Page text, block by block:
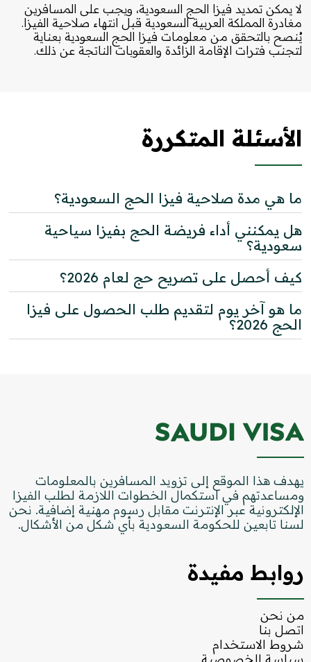
لا يمكن تمديد فيزا الحج السعودية، ويجب على المسافرين
مغادرة المملكة العربية السعودية قبل انتهاء صلاحية الفيزا.
يُنصح بالتحقق من معلومات فيزا الحج السعودية بعناية
لتجنب فترات الإقامة الزائدة والعقوبات الناتجة عن ذلك.
الأسئلة المتكررة
ما هي مدة صلاحية فيزا الحج السعودية؟
هل يمكنني أداء فريضة الحج بفيزا سياحية
سعودية؟
كيف أحصل على تصريح حج لعام 2026؟
ما هو آخر يوم لتقديم طلب الحصول على فيزا
الحج 2026؟
يهدف هذا الموقع إلى تزويد المسافرين بالمعلومات
ومساعدتهم في استكمال الخطوات اللازمة لطلب الفيزا
الإلكترونية عبر الإنترنت مقابل رسوم مهنية إضافية. نحن
لسنا تابعين للحكومة السعودية بأي شكل من الأشكال.
روابط مفيدة
من نحن
اتصل بنا
شروط الاستخدام